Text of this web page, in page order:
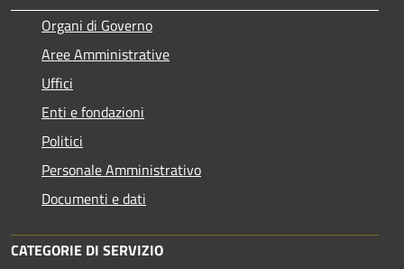
Organi di Governo
Aree Amministrative
Uffici
Enti e fondazioni
Politici
Personale Amministrativo
Documenti e dati
CATEGORIE DI SERVIZIO